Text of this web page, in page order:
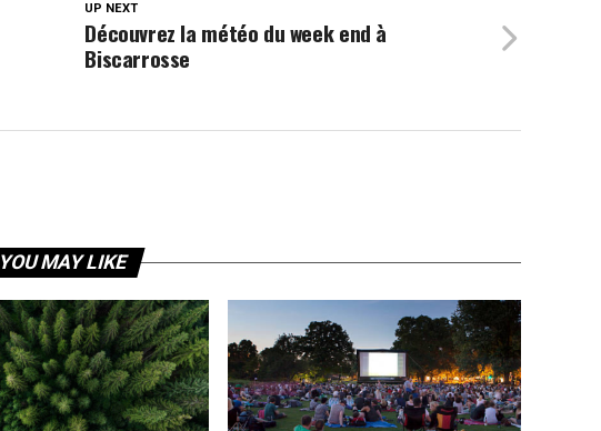
UP NEXT
Découvrez la météo du week end à
Biscarrosse
YOU MAY LIKE